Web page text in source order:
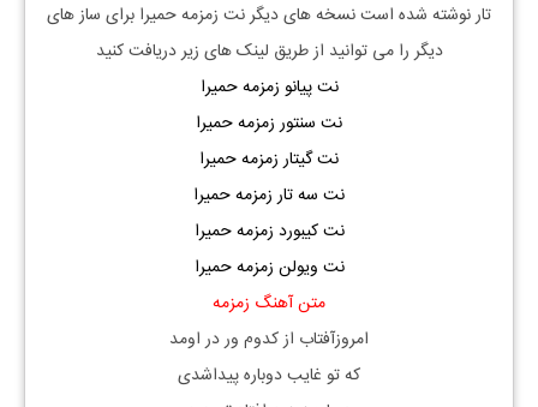
تارنوشته شده است نسخه های دیگر نت زمزمه حمیرا برای ساز های
دیگر را می توانید از طریق لینک های زیر دریافت کنید
نت پیانو زمزمه حمیرا
نت سنتور زمزمه حمیرا
نت گیتار زمزمه حمیرا
نت سه تار زمزمه حمیرا
نت کیبورد زمزمه حمیرا
نت ویولن زمزمه حمیرا
متن آهنگ زمزمه
امروزآفتاب از کدوم ور در اومد
که تو غایب دوباره پیداشدی